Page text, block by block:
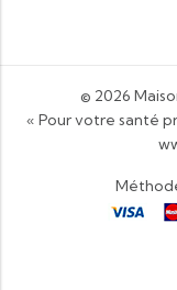
© 2026
« Pour votre santé